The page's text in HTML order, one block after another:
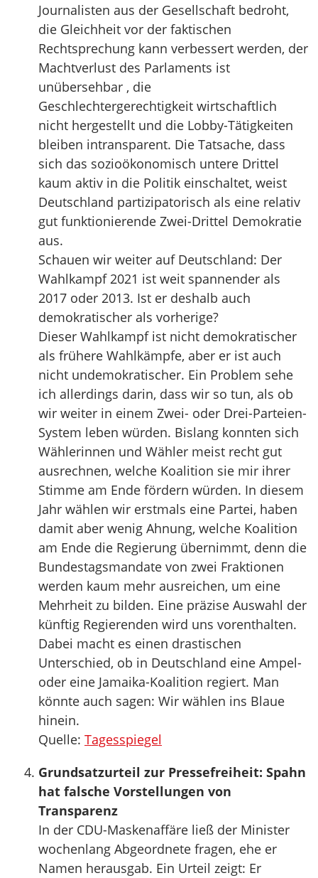
Journalisten aus der Gesellschaft bedroht,
die Gleichheit vor der faktischen
Rechtsprechung kann verbessert werden, der
Machtverlust des Parlaments ist
unübersehbar , die
Geschlechtergerechtigkeit wirtschaftlich
nicht hergestellt und die Lobby-Tätigkeiten
bleiben intransparent. Die Tatsache, dass
sich das sozioökonomisch untere Drittel
kaum aktiv in die Politik einschaltet, weist
Deutschland partizipatorisch als eine relativ
gut funktionierende Zwei-Drittel Demokratie
aus.
Schauen wir weiter auf Deutschland: Der
Wahlkampf 2021 ist weit spannender als
2017 oder 2013. Ist er deshalb auch
demokratischer als vorherige?
Dieser Wahlkampf ist nicht demokratischer
als frühere Wahlkämpfe, aber er ist auch
nicht undemokratischer. Ein Problem sehe
ich allerdings darin, dass wir so tun, als ob
wir weiter in einem Zwei- oder Drei-Parteien-
System leben würden. Bislang konnten sich
Wählerinnen und Wähler meist recht gut
ausrechnen, welche Koalition sie mir ihrer
Stimme am Ende fördern würden. In diesem
Jahr wählen wir erstmals eine Partei, haben
damit aber wenig Ahnung, welche Koalition
am Ende die Regierung übernimmt, denn die
Bundestagsmandate von zwei Fraktionen
werden kaum mehr ausreichen, um eine
Mehrheit zu bilden. Eine präzise Auswahl der
künftig Regierenden wird uns vorenthalten.
Dabei macht es einen drastischen
Unterschied, ob in Deutschland eine Ampel-
oder eine Jamaika-Koalition regiert. Man
könnte auch sagen: Wir wählen ins Blaue
hinein.
Quelle: Tagesspiegel
Grundsatzurteil zur Pressefreiheit: Spahn
hat falsche Vorstellungen von
Transparenz
In der CDU-Maskenaffäre ließ der Minister
wochenlang Abgeordnete fragen, ehe er
Namen herausgab. Ein Urteil zeigt: Er